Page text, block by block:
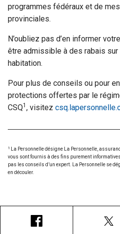
programmes fédéraux et de
provinciales.
N’oubliez pas d’en informer
être admissible à des rabais
habitation.
Pour plus de conseils ou pour
protections offertes par le
CSQ1 , visitez
1 La Personnelle désigne La Personnelle,
vous sont fournis à des fins purement
pas les conseils d’un expert. La Personnelle se
en découler.